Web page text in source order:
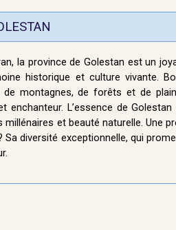
la province de Golestan est un
historique et culture vivante.
de montagnes, de forêts et de
enchanteur. L’essence de
et beauté naturelle. Une
diversité exceptionnelle, qui